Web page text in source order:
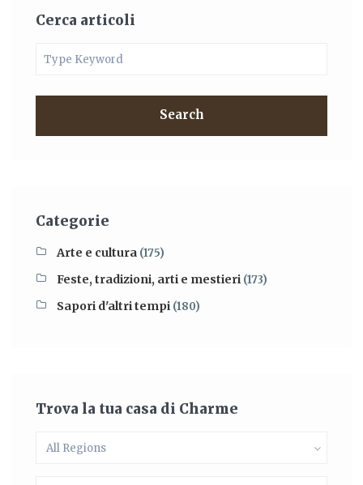
Cerca articoli
Search
Categorie
Arte e cultura (175)
Feste, tradizioni, arti e mestieri (173)
Sapori d'altri tempi (180)
Trova la tua casa di Charme
All Regions